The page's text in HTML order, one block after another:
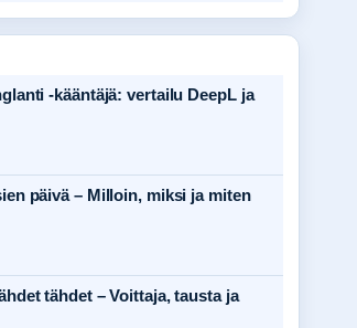
-kääntäjä: vertailu DeepL ja
päivä – Milloin, miksi ja miten
tähdet – Voittaja, tausta ja